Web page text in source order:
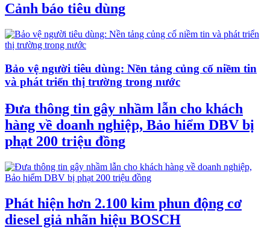
Cảnh báo tiêu dùng
Bảo vệ người tiêu dùng: Nền tảng củng cố niềm tin
và phát triển thị trường trong nước
Đưa thông tin gây nhầm lẫn cho khách
hàng về doanh nghiệp, Bảo hiểm DBV bị
phạt 200 triệu đồng
Phát hiện hơn 2.100 kim phun động cơ
diesel giả nhãn hiệu BOSCH